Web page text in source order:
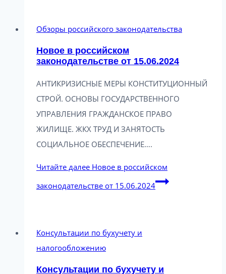
Обзоры российского законодательства
Новое в российском
законодательстве от 15.06.2024
АНТИКРИЗИСНЫЕ МЕРЫ КОНСТИТУЦИОННЫЙ
СТРОЙ. ОСНОВЫ ГОСУДАРСТВЕННОГО
УПРАВЛЕНИЯ ГРАЖДАНСКОЕ ПРАВО
ЖИЛИЩЕ. ЖКХ ТРУД И ЗАНЯТОСТЬ
СОЦИАЛЬНОЕ ОБЕСПЕЧЕНИЕ….
Читайте далее Новое в российском
законодательстве от 15.06.2024
Консультации по бухучету и
налогообложению
Консультации по бухучету и